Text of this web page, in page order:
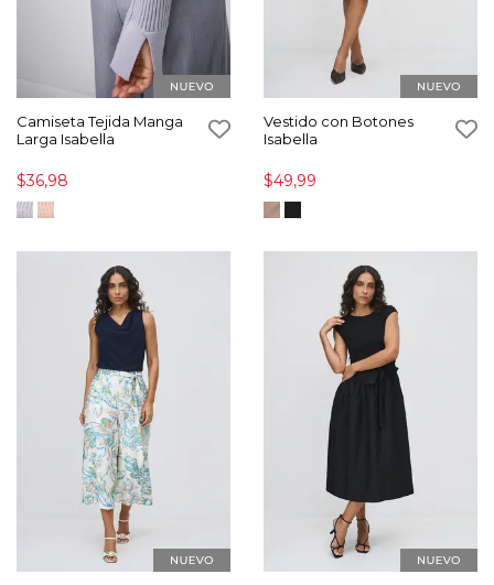
Camiseta Tejida Manga
Larga Isabella
$36,98
Vestido con Botones
Isabella
$49,99